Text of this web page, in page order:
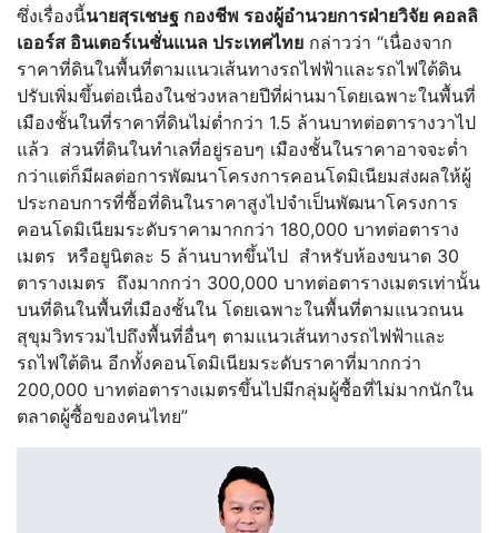
ซึ่งเรื่องนี้นายสุรเชษฐ กองชีพ รองผู้อำนวยการฝ่ายวิจัย คอลลิ
เออร์ส อินเตอร์เนชั่นแนล ประเทศไทย กล่าวว่า “เนื่องจาก
ราคาที่ดินในพื้นที่ตามแนวเส้นทางรถไฟฟ้าและรถไฟใต้ดิน
ปรับเพิ่มขึ้นต่อเนื่องในช่วงหลายปีที่ผ่านมาโดยเฉพาะในพื้นที่
เมืองชั้นในที่ราคาที่ดินไม่ต่ำกว่า 1.5 ล้านบาทต่อตารางวาไป
แล้ว ส่วนที่ดินในทำเลที่อยู่รอบๆ เมืองชั้นในราคาอาจจะต่ำ
กว่าแต่ก็มีผลต่อการพัฒนาโครงการคอนโดมิเนียมส่งผลให้ผู้
ประกอบการที่ซื้อที่ดินในราคาสูงไปจำเป็นพัฒนาโครงการ
คอนโดมิเนียมระดับราคามากกว่า 180,000 บาทต่อตาราง
เมตร หรือยูนิตละ 5 ล้านบาทขึ้นไป สำหรับห้องขนาด 30
ตารางเมตร ถึงมากกว่า 300,000 บาทต่อตารางเมตรเท่านั้น
บนที่ดินในพื้นที่เมืองชั้นใน โดยเฉพาะในพื้นที่ตามแนวถนน
สุขุมวิทรวมไปถึงพื้นที่อื่นๆ ตามแนวเส้นทางรถไฟฟ้าและ
รถไฟใต้ดิน อีกทั้งคอนโดมิเนียมระดับราคาที่มากกว่า
200,000 บาทต่อตารางเมตรขึ้นไปมีกลุ่มผู้ซื้อที่ไม่มากนักใน
ตลาดผู้ซื้อของคนไทย”